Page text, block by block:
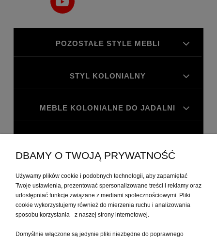
POZOSTAŁE STYLE MEBLI
STYL KOLONIALNY
MEBLE KOLONIALNE DO JADALNI
MOJE KONTO
PŁATNOŚCI I DOSTAWA
DBAMY O TWOJĄ PRYWATNOŚĆ
Używamy plików cookie i podobnych technologii, aby zapamiętać
Twoje ustawienia, prezentować spersonalizowane treści i reklamy oraz
udostępniać funkcje związane z mediami społecznościowymi. Pliki
cookie wykorzystujemy również do mierzenia ruchu i analizowania
sposobu korzystania z naszej strony internetowej.
Domyślnie włączone są jedynie pliki niezbędne do poprawnego